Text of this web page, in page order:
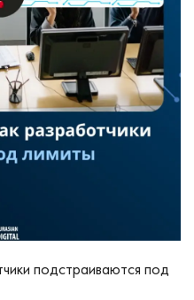
подстраиваются под